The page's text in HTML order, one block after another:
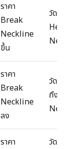
ราคา
Break
Neckline
ขึ้น
วัดจาก
Head
ราคา
Break
Neckline
ลง
วัดจาก
ถึง
ราคา
วัดจาก